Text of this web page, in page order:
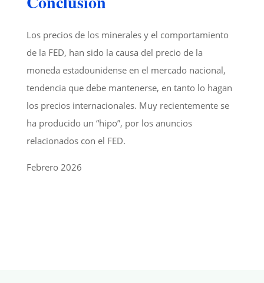
Los precios de los minerales y el comportamiento
de la FED, han sido la causa del precio de la
moneda estadounidense en el mercado nacional,
tendencia que debe mantenerse, en tanto lo hagan
los precios internacionales. Muy recientemente se
ha producido un “hipo”, por los anuncios
relacionados con el FED.
Febrero 2026